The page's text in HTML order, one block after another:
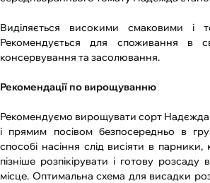
Виділяється високими смаковими і
Рекомендується для споживання в
консервування та засолювання.
Рекомендації по вирощуванню
Рекомендуємо вирощувати сорт Надєжда
і прямим посівом безпосередньо в
способі насіння слід висіяти в
пізніше розпікірувати і готову
місце. Оптимальна схема для висадки